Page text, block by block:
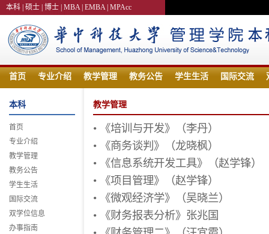
本科 | 硕士 | 博士 | MBA | EMBA | MPAcc
首页 专业介绍 教学管理 教务公告 学生生活 国际交流
本科
首页
专业介绍
教学管理
教务公告
学生生活
国际交流
双学位信息
办事指南
教学管理
•
《培训与开发》（李丹）
•
《商务谈判》（龙晓枫）
•
《信息系统开发工具》（赵学锋）
•
《项目管理》（赵学锋）
•
《微观经济学》（吴晓兰）
•
《财务报表分析》张兆国